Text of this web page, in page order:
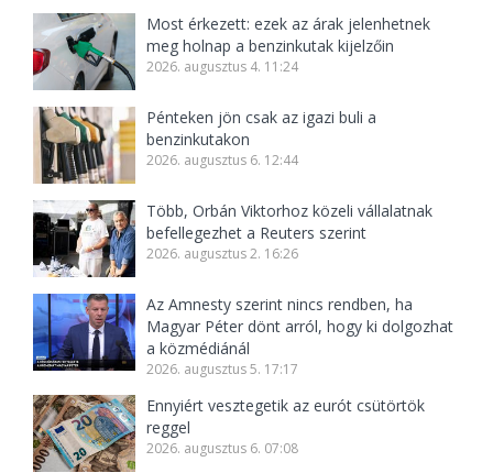
Most érkezett: ezek az árak jelenhetnek
meg holnap a benzinkutak kijelzőin
2026. augusztus 4. 11:24
Pénteken jön csak az igazi buli a
benzinkutakon
2026. augusztus 6. 12:44
Több, Orbán Viktorhoz közeli vállalatnak
befellegezhet a Reuters szerint
2026. augusztus 2. 16:26
Az Amnesty szerint nincs rendben, ha
Magyar Péter dönt arról, hogy ki dolgozhat
a közmédiánál
2026. augusztus 5. 17:17
Ennyiért vesztegetik az eurót csütörtök
reggel
2026. augusztus 6. 07:08